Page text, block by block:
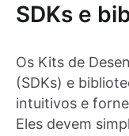
SDKs e
Os Kits de
(SDKs) e
intuitivos e
Eles devem